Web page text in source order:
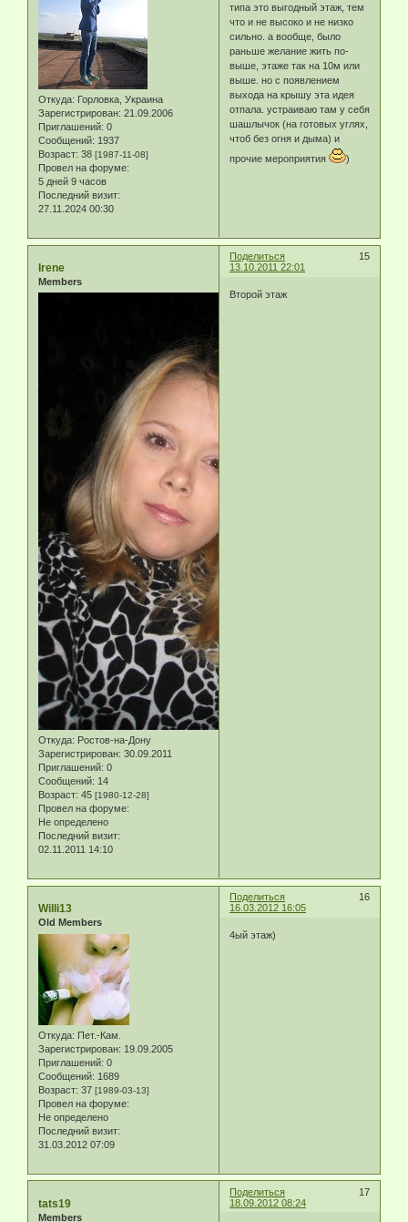
Откуда: Горловка, Украина
Зарегистрирован: 21.09.2006
Приглашений: 0
Сообщений: 1937
Возраст: 38 [1987-11-08]
Провел на форуме:
5 дней 9 часов
Последний визит:
27.11.2024 00:30
типа это выгодный этаж, тем
что и не высоко и не низко
сильно. а вообще, было
раньше желание жить по-
выше, этаже так на 10м или
выше. но с появлением
выхода на крышу эта идея
отпала. устраиваю там у себя
шашлычок (на готовых углях,
чтоб без огня и дыма) и
прочие мероприятия
)
Поделиться
15
13.10.2011 22:01
Irene
Members
Откуда: Ростов-на-Дону
Зарегистрирован: 30.09.2011
Приглашений: 0
Сообщений: 14
Возраст: 45 [1980-12-28]
Провел на форуме:
Не определено
Последний визит:
02.11.2011 14:10
Второй этаж
Поделиться
16
16.03.2012 16:05
Willi13
Old Members
Откуда: Пет.-Кам.
Зарегистрирован: 19.09.2005
Приглашений: 0
Сообщений: 1689
Возраст: 37 [1989-03-13]
Провел на форуме:
Не определено
Последний визит:
31.03.2012 07:09
4ый этаж)
Поделиться
17
18.09.2012 08:24
tats19
Members